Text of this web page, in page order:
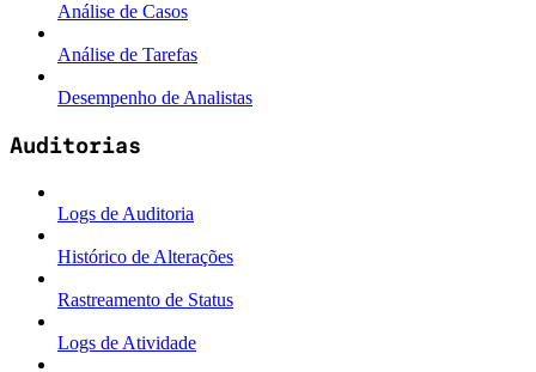
Análise de Casos
Análise de Tarefas
Desempenho de Analistas
Auditorias
Logs de Auditoria
Histórico de Alterações
Rastreamento de Status
Logs de Atividade